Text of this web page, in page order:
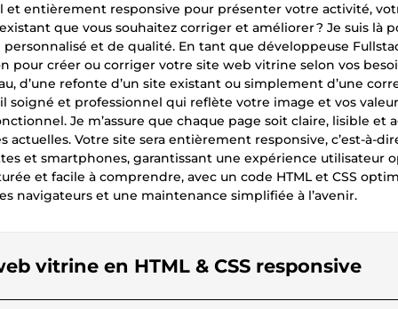
et entièrement responsive pour présenter votre activité,
que vous souhaitez corriger et améliorer ? Je suis là
et de qualité. En tant que développeuse
pour créer ou corriger votre site web vitrine selon vos
d’une refonte d’un site existant ou simplement d’une
soigné et professionnel qui reflète votre image et vos
Je m’assure que chaque page soit claire, lisible et
Votre site sera entièrement responsive, c’est-à-
et smartphones, garantissant une expérience utilisateur
et facile à comprendre, avec un code HTML et CSS
navigateurs et une maintenance simplifiée à l’avenir.
vitrine en HTML & CSS responsive